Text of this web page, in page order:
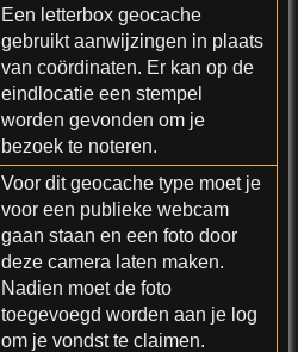
Een letterbox geocache
gebruikt aanwijzingen in plaats
van coördinaten. Er kan op de
eindlocatie een stempel
worden gevonden om je
bezoek te noteren.
Voor dit geocache type moet je
voor een publieke webcam
gaan staan en een foto door
deze camera laten maken.
Nadien moet de foto
toegevoegd worden aan je log
om je vondst te claimen.